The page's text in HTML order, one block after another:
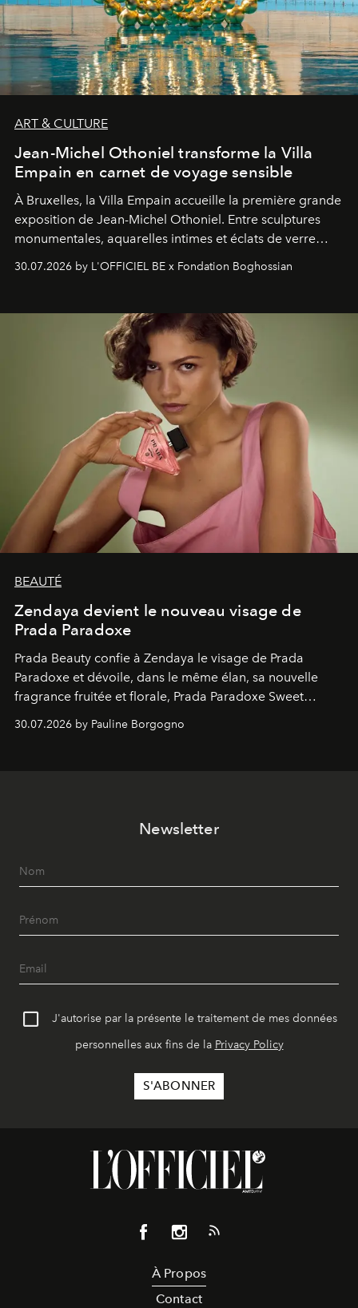
ART & CULTURE
Jean-Michel Othoniel transforme la Villa
Empain en carnet de voyage sensible
À Bruxelles, la Villa Empain accueille la première grande
exposition de Jean-Michel Othoniel. Entre sculptures
monumentales, aquarelles intimes et éclats de verre
émotionnel où chaque œuvre devient le souvenir
émerveillement.
30.07.2026 by L'OFFICIEL BE x Fondation Boghossian
BEAUTÉ
Zendaya devient le nouveau visage de
Prada Paradoxe
Prada Beauty confie à Zendaya le visage de Prada
Paradoxe et dévoile, dans le même élan, sa nouvelle
fragrance fruitée et florale, Prada Paradoxe Sweet
30.07.2026 by Pauline Borgogno
Newsletter
J'autorise par la présente le traitement de mes données
personnelles aux fins de la Privacy Policy
À Propos
Contact